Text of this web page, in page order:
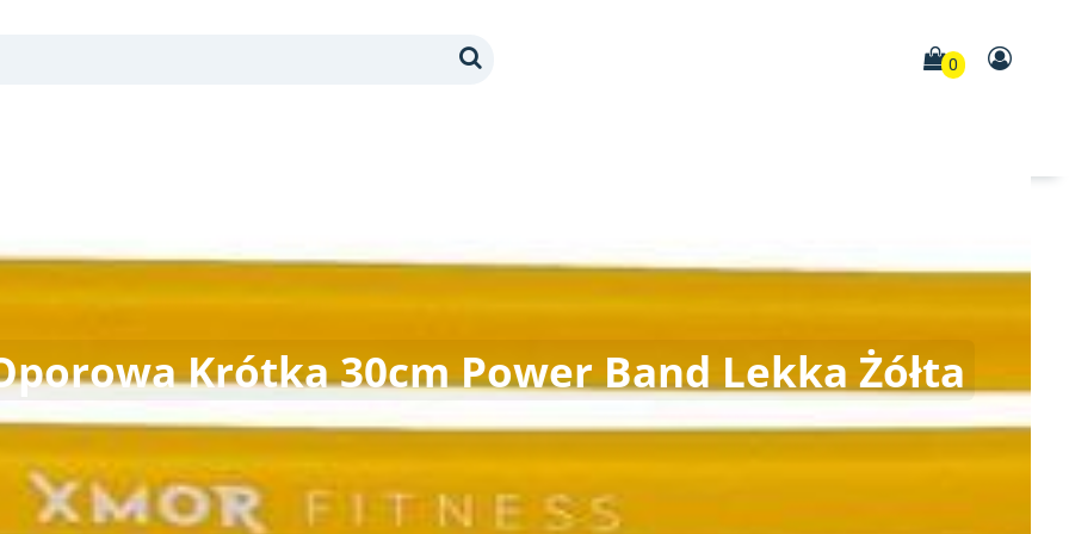
0
Krótka 30cm Power Band Lekka Żółta